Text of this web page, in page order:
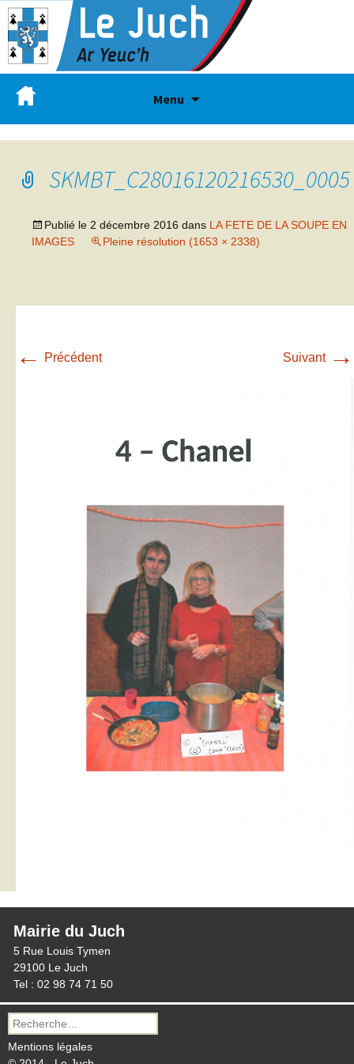
Menu
SKMBT_C28016120216530_0005
Publié le 2 décembre 2016 dans LA FETE DE LA SOUPE EN
IMAGES
Pleine résolution (1653 × 2338)
← Précédent Suivant →
Mairie du Juch
5 Rue Louis Tymen
29100 Le Juch
Tel : 02 98 74 71 50
Recherche
pour :
Mentions légales